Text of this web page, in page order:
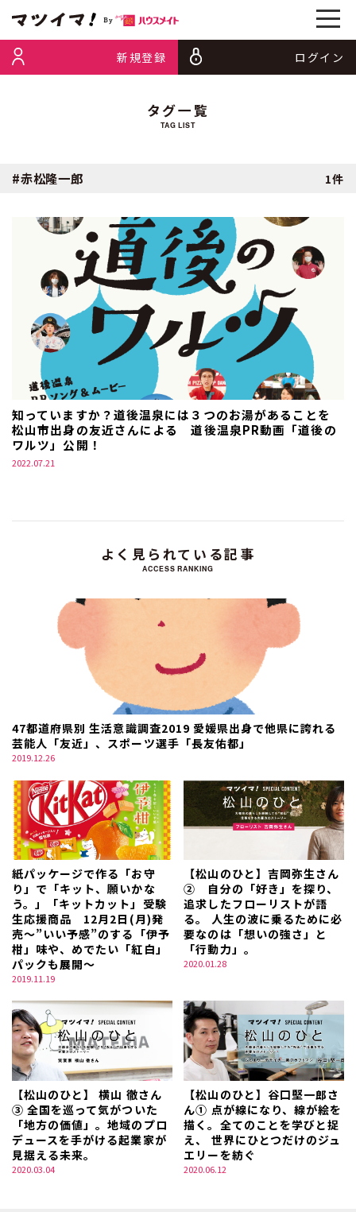
新規登録 ログイン
タグ一覧
TAG LIST
#赤松隆一郎 1件
知っていますか？道後温泉には３つのお湯があることを
松山市出身の友近さんによる 道後温泉PR動画「道後の
ワルツ」公開！
2022.07.21
よく見られている記事
ACCESS RANKING
47都道府県別 生活意識調査2019 愛媛県出身で他県に誇れる
芸能人「友近」、スポーツ選手「長友佑都」
2019.12.26
紙パッケージで作る「お守
り」で「キット、願いかな
う。」「キットカット」受験
生応援商品 12月2日(月)発
売～”いい予感”のする「伊予
柑」味や、めでたい「紅白」
パックも展開～
2019.11.19
【松山のひと】吉岡弥生さん
② 自分の「好き」を探り、
追求したフローリストが語
る。 人生の波に乗るために必
要なのは「想いの強さ」と
「行動力」。
2020.01.28
【松山のひと】 横山 徹さん
③ 全国を巡って気がついた
「地方の価値」。地域のプロ
デュースを手がける起業家が
見据える未来。
2020.03.04
【松山のひと】谷口堅一郎さ
ん① 点が線になり、線が絵を
描く。全てのことを学びと捉
え、 世界にひとつだけのジュ
エリーを紡ぐ
2020.06.12